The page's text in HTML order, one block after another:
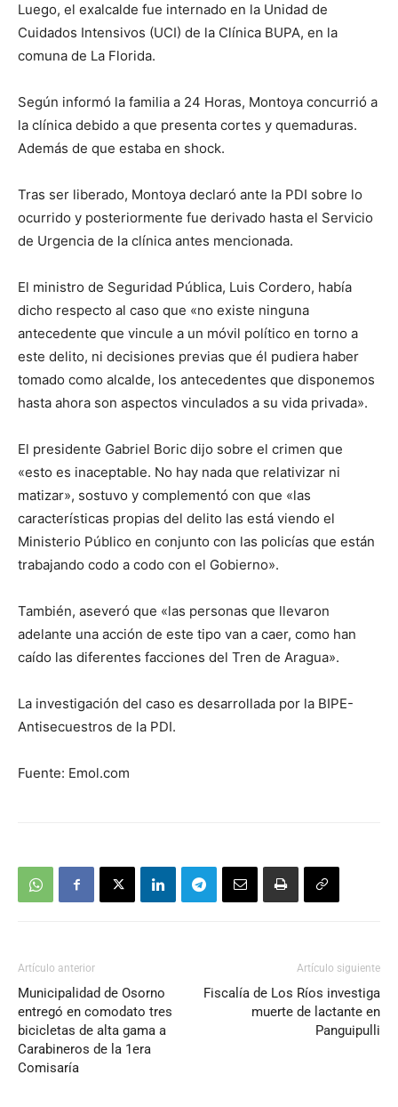
Luego, el exalcalde fue internado en la Unidad de
Cuidados Intensivos (UCI) de la Clínica BUPA, en la
comuna de La Florida.
Según informó la familia a 24 Horas, Montoya concurrió a
la clínica debido a que presenta cortes y quemaduras.
Además de que estaba en shock.
Tras ser liberado, Montoya declaró ante la PDI sobre lo
ocurrido y posteriormente fue derivado hasta el Servicio
de Urgencia de la clínica antes mencionada.
El ministro de Seguridad Pública, Luis Cordero, había
dicho respecto al caso que «no existe ninguna
antecedente que vincule a un móvil político en torno a
este delito, ni decisiones previas que él pudiera haber
tomado como alcalde, los antecedentes que disponemos
hasta ahora son aspectos vinculados a su vida privada».
El presidente Gabriel Boric dijo sobre el crimen que
«esto es inaceptable. No hay nada que relativizar ni
matizar», sostuvo y complementó con que «las
características propias del delito las está viendo el
Ministerio Público en conjunto con las policías que están
trabajando codo a codo con el Gobierno».
También, aseveró que «las personas que llevaron
adelante una acción de este tipo van a caer, como han
caído las diferentes facciones del Tren de Aragua».
La investigación del caso es desarrollada por la BIPE-
Antisecuestros de la PDI.
Fuente: Emol.com
Artículo anterior
Municipalidad de Osorno
entregó en comodato tres
bicicletas de alta gama a
Carabineros de la 1era
Comisaría
Artículo siguiente
Fiscalía de Los Ríos investiga
muerte de lactante en
Panguipulli